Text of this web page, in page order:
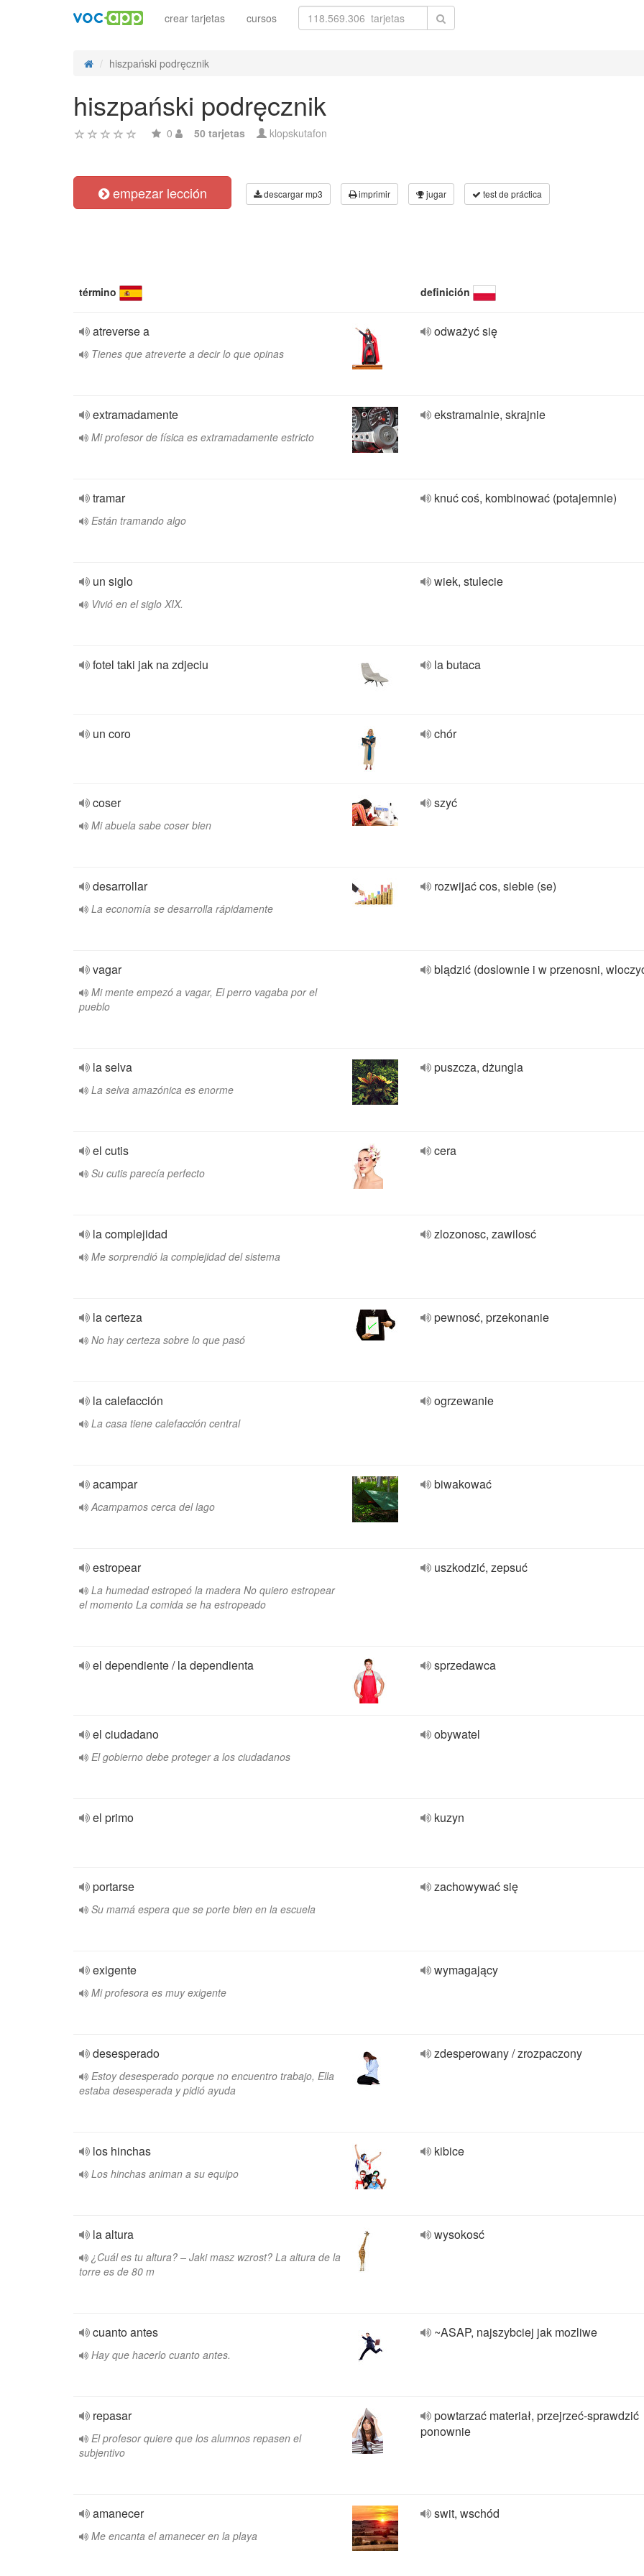
crear tarjetas cursos
hiszpański podręcznik
hiszpański podręcznik
0 50 tarjetas klopskutafon
empezar lección descargar mp3 imprimir jugar test de práctica
término definición
atreverse a
Tienes que atreverte a decir lo que opinas
odważyć się
extramadamente
Mi profesor de física es extramadamente estricto
ekstramalnie, skrajnie
tramar
Están tramando algo
knuć coś, kombinować (potajemnie)
un siglo
Vivió en el siglo XIX.
wiek, stulecie
fotel taki jak na zdjeciu la butaca
un coro chór
coser
Mi abuela sabe coser bien
szyć
desarrollar
La economía se desarrolla rápidamente
rozwijać cos, siebie (se)
vagar
Mi mente empezó a vagar, El perro vagaba por el
pueblo
blądzić (doslownie i w przenosni,
la selva
La selva amazónica es enorme
puszcza, dżungla
el cutis
Su cutis parecía perfecto
cera
la complejidad
Me sorprendió la complejidad del sistema
zlozonosc, zawilosć
la certeza
No hay certeza sobre lo que pasó
pewnosć, przekonanie
la calefacción
La casa tiene calefacción central
ogrzewanie
acampar
Acampamos cerca del lago
biwakować
estropear
La humedad estropeó la madera No quiero estropear
el momento La comida se ha estropeado
uszkodzić, zepsuć
el dependiente / la dependienta sprzedawca
el ciudadano
El gobierno debe proteger a los ciudadanos
obywatel
el primo kuzyn
portarse
Su mamá espera que se porte bien en la escuela
zachowywać się
exigente
Mi profesora es muy exigente
wymagający
desesperado
Estoy desesperado porque no encuentro trabajo, Ella
estaba desesperada y pidió ayuda
zdesperowany / zrozpaczony
los hinchas
Los hinchas animan a su equipo
kibice
la altura
¿Cuál es tu altura? – Jaki masz wzrost? La altura de la
torre es de 80 m
wysokosć
cuanto antes
Hay que hacerlo cuanto antes.
~ASAP, najszybciej jak mozliwe
repasar
El profesor quiere que los alumnos repasen el
subjentivo
powtarzać materiał, przejrzeć-sprawdzić
ponownie
amanecer
Me encanta el amanecer en la playa
swit, wschód